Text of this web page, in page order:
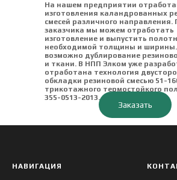
На нашем предприятии
изготовления каландрованных
смесей различного направления.
заказчика мы можем отработать
изготовление и выпустить
необходимой толщины и
возможно дублирование
и ткани. В НПП Элком уже
отработана технология
обкладки резиновой смесью 51-
трикотажного термостойкого
355-0513-2013.
Заказать
НАВИГАЦИЯ